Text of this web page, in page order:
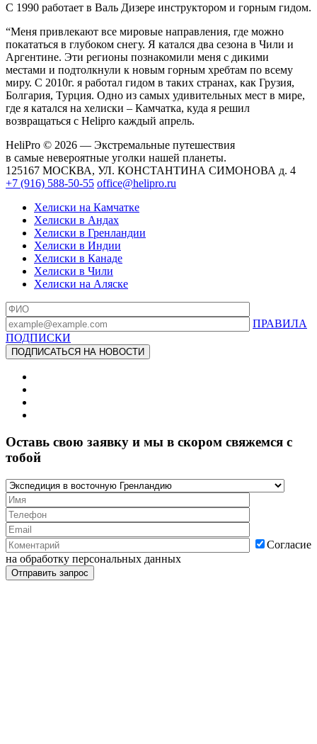
C 1990 работает в Валь Дизере инструктором и горным гидом.
“Меня привлекают все мировые направления, где можно
покататься в глубоком снегу. Я катался два сезона в Чили и
Аргентине. Эти регионы познакомили меня с дикими
местами и подтолкнули к новым горным хребтам по всему
миру. С 2010г. я работал гидом в таких странах, как Грузия,
Болгария, Турция. Одно из самых удивительных мест в мире,
где я катался на хелиски – Камчатка, куда я решил
возвращаться с Helipro каждый апрель.
HeliPro © 2026 — Экстремальные путешествия
в самые невероятные уголки нашей планеты.
125167 МОСКВА, УЛ. КОНСТАНТИНА СИМОНОВА д. 4
+7 (916) 588-50-55 office@helipro.ru
Хелиски на Камчатке
Хелиски в Андах
Хелиски в Гренландии
Хелиски в Индии
Хелиски в Канаде
Хелиски в Чили
Хелиски на Аляске
ПРАВИЛА
ПОДПИСКИ
Оставь свою заявку и мы в скором свяжемся с
тобой
Согласие
на обработку персональных данных